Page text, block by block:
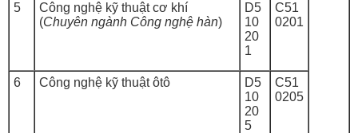
5
Công nghệ kỹ thuật cơ khí
(Chuyên ngành Công nghệ hàn)
D5
10
20
1
C51
0201
6 Công nghệ kỹ thuật ôtô
D5
10
20
5
C51
0205